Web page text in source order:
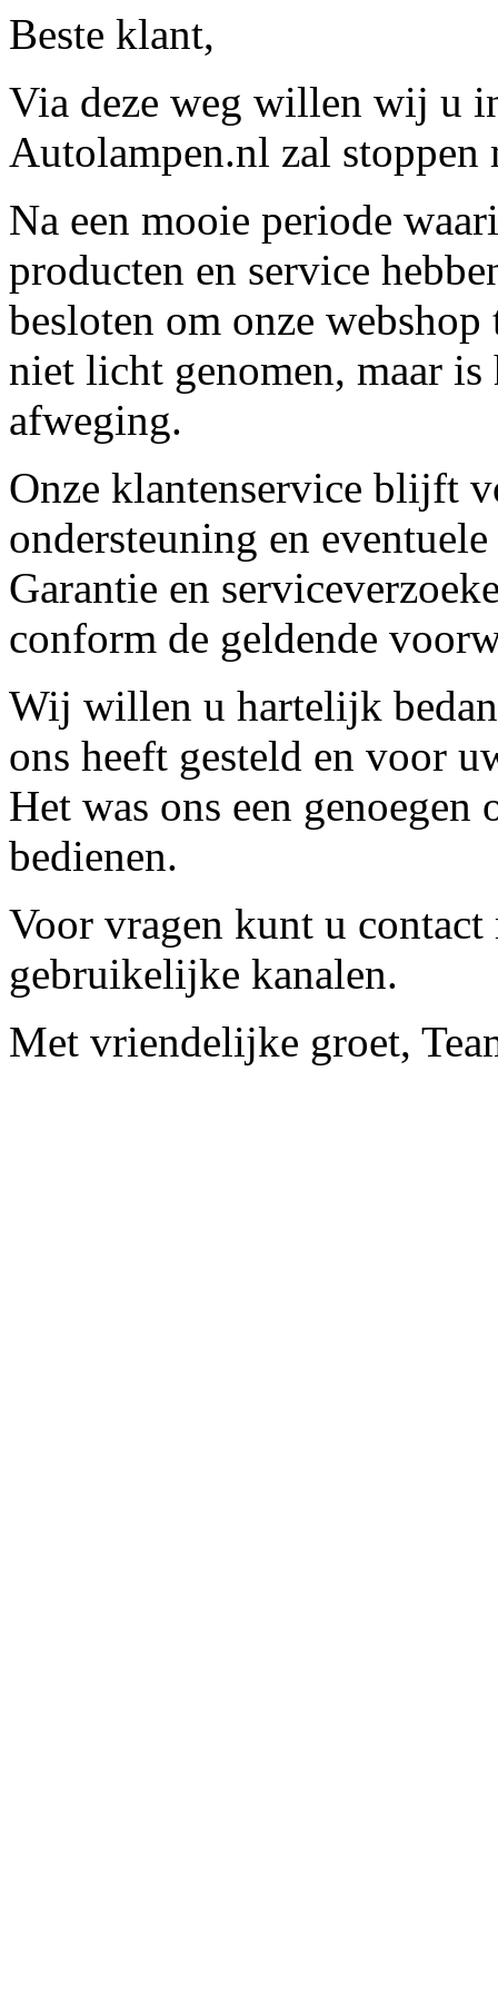
Beste klant,
Via deze weg willen wij u
Autolampen.nl zal stoppen
Na een mooie periode
producten en service
besloten om onze
niet licht genomen, maar
afweging.
Onze klantenservice blijft
ondersteuning en
Garantie en
conform de geldende
Wij willen u hartelijk
ons heeft gesteld en voor
Het was ons een
bedienen.
Voor vragen kunt u contact
gebruikelijke kanalen.
Met vriendelijke groet,